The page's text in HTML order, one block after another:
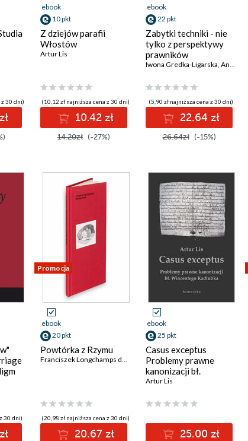
-
z 30 dni)
ebook
10 pkt
Z dziejów parafii
Włostów
Artur Lis
(10,12 zł najniższa cena z 30 dni)
10.42 zł
14.20zł (-27%)
ebook
22 pkt
Zabytki techniki - nie
tylko z perspektywy
prawników
Iwona Gredka-Ligarska, Anna Rogacka-Łukasik
(5,90 zł najniższa cena z 30 dni)
22.64 zł
26.64zł (-15%)
"de
30 dni)
Promocja
ebook
20 pkt
Powtórka z Rzymu
Franciszek Longchamps de Berier
(20,98 zł najniższa cena z 30 dni)
20.67 zł
ebook
25 pkt
Casus exceptus
Problemy prawne
kanonizacji bł.
Wincentego Kadłubka
Artur Lis
25.00 zł